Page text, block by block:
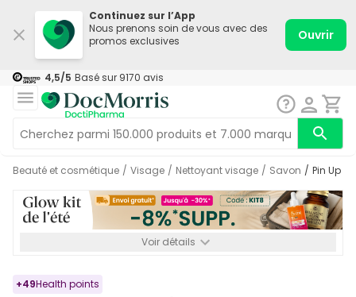
Continuez sur l’App
Nous prenons soin de vous avec des
promos exclusives
Ouvrir
4,5/5 Basé sur 9170 avis
Beauté et cosmétique / Visage / Nettoyant visage / Savon / Pin Up
Voir détails
+49Health points